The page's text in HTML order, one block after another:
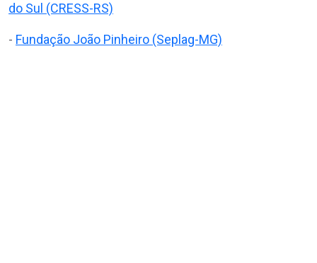
do Sul (CRESS-RS)
- Fundação João Pinheiro (Seplag-MG)